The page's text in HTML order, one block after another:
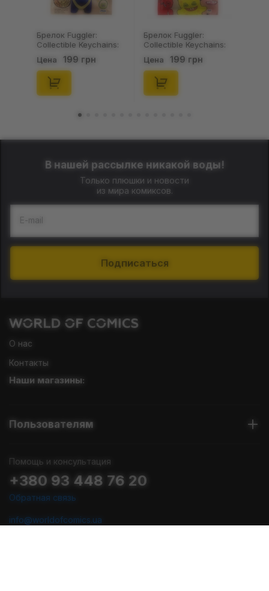
Брелок Fuggler:
Collectible Keychains:
Gold Edition: Series 3
(Blind Box: 1 з 24),
(11550)
Цена 199 грн
Брелок Fuggler:
Collectible Keychains:
Series 2 (Blind Box: 1 з
46), (15475)
Цена 199 грн
В нашей рассылке никакой воды!
Только плюшки и новости
из мира комиксов.
E-mail
Подписаться
О нас
Контакты
Наши магазины:
Пользователям
Помощь и консультация
+380 93 448 76 20
Обратная связь
info@worldofcomics.ua